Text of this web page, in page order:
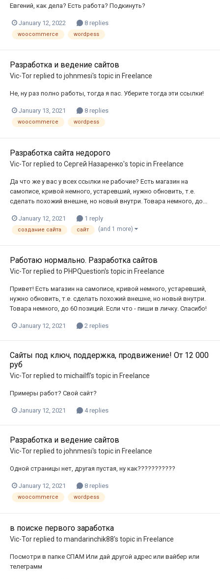
Евгений, как дела? Есть работа? Подкинуть?
January 12, 2022 8 replies
woocommerce wordpess
Разработка и ведение сайтов
Vic-Torreplied to johnmesi's topic in Freelance
Не, ну раз полно работы, тогда я пас. Уберите тогда эти ссылки!
January 13, 2021 8 replies
woocommerce wordpess
Разработка сайта недорого
Vic-Torreplied to Сергей Назаренко's topic in Freelance
Да что же у вас у всех ссылки не рабочие? Есть магазин на
самописе, кривой немного, устаревший, нужно обновить, т.е.
сделать похожий внешне, но новый внутри. Товара немного, до...
January 12, 2021 1 reply
создание сайта сайт (and 1 more)
Работаю нормально. Разработка сайтов
Vic-Torreplied to PHPQuestion's topic in Freelance
Привет! Есть магазин на самописе, кривой немного, устаревший,
нужно обновить, т.е. сделать похожий внешне, но новый внутри.
Товара немного, до 60 позиций. Если что - пиши в личку. Спасибо!
January 12, 2021 2 replies
Сайты под ключ, поддержка, продвижение! От 12 000
руб
Vic-Torreplied to michailfl's topic in Freelance
Примеры работ? Свой сайт?
January 12, 2021 4 replies
Разработка и ведение сайтов
Vic-Torreplied to johnmesi's topic in Freelance
Одной страницы нет, другая пустая, ну как???????????
January 12, 2021 8 replies
woocommerce wordpess
в поиске первого заработка
Vic-Torreplied to mandarinchik88's topic in Freelance
Посмотри в папке СПАМ Или дай другой адрес или вайбер или
телеграмм